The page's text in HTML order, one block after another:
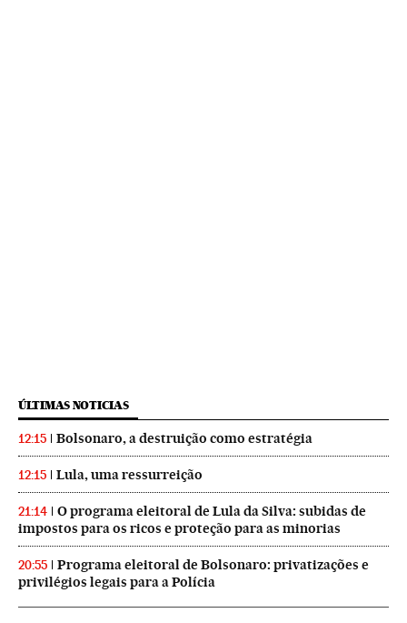
ÚLTIMAS NOTICIAS
12:15 Bolsonaro, a destruição como estratégia
12:15 Lula, uma ressurreição
21:14
O programa eleitoral de Lula da Silva: subidas de
impostos para os ricos e proteção para as minorias
20:55
Programa eleitoral de Bolsonaro: privatizações e
privilégios legais para a Polícia